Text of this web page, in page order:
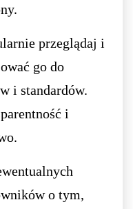
przeglądaj i
go do
i standardów.
i
o tym,